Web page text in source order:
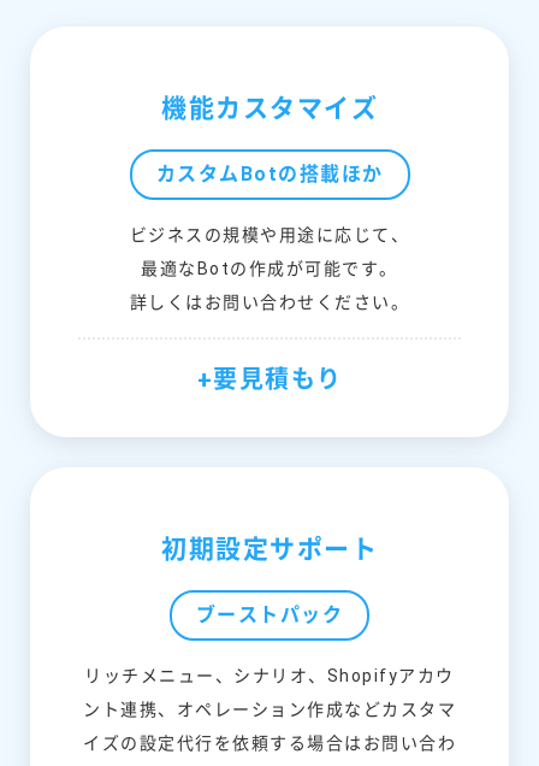
機能カスタマイズ
カスタムBotの搭載ほか
ビジネスの規模や用途に応じて、
最適なBotの作成が可能です。
詳しくはお問い合わせください。
+要見積もり
初期設定サポート
ブーストパック
リッチメニュー、シナリオ、Shopifyアカウ
ント連携、オペレーション作成などカスタマ
イズの設定代行を依頼する場合はお問い合わ